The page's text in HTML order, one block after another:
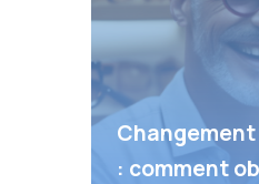
: comment